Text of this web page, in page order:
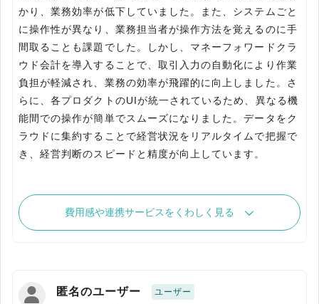
かり、業務効率が低下していました。また、システムごと
に操作性が異なり、業務担当者が操作方法を覚えるのに手
間取ることも課題でした。しかし、マネーフォワードクラ
ウド会計を導入することで、取引入力の自動化により作業
負担が軽減され、業務の効率が飛躍的に向上しました。さ
らに、各プロダクトのUIが統一されているため、異なる機
能間での操作が簡単でスムーズになりました。データをク
ラウドに集約することで経営状況をリアルタイムで把握で
き、経営判断のスピードと精度が向上しています。
費用感や連携サービスをくわしく見る
匿名のユーザー ユーザー